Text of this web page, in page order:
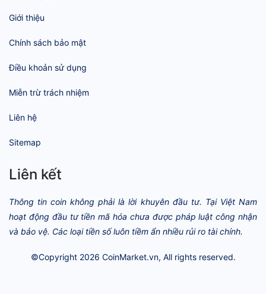
Giới thiệu
Chính sách bảo mật
Điều khoản sử dụng
Miễn trừ trách nhiệm
Liên hệ
Sitemap
Liên kết
Thông tin coin không phải là lời khuyên đầu tư. Tại Việt Nam
hoạt động đầu tư tiền mã hóa chưa được pháp luật công nhận
và bảo vệ. Các loại tiền số luôn tiềm ẩn nhiều rủi ro tài chính.
©Copyright 2026 CoinMarket.vn, All rights reserved.